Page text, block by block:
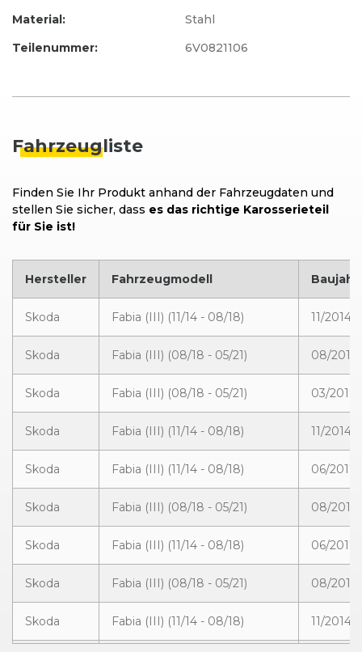
Material:
Stahl
Teilenummer:
6V0821106
Fahrzeugliste
Finden Sie Ihr Produkt anhand der Fahrzeugdaten und
stellen Sie sicher, dass es das richtige Karosserieteil
für Sie ist!
Hersteller Fahrzeugmodell Baujahr
Skoda Fabia (III) (11/14 - 08/18) 11/2014
Skoda Fabia (III) (08/18 - 05/21) 08/2018
Skoda Fabia (III) (08/18 - 05/21) 03/2019
Skoda Fabia (III) (11/14 - 08/18) 11/2014
Skoda Fabia (III) (11/14 - 08/18) 06/2017
Skoda Fabia (III) (08/18 - 05/21) 08/2018
Skoda Fabia (III) (11/14 - 08/18) 06/2017
Skoda Fabia (III) (08/18 - 05/21) 08/2018
Skoda Fabia (III) (11/14 - 08/18) 11/2014